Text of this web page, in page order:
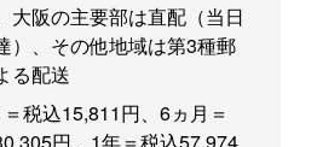
大阪の主要部は直配（当日
）、その他地域は第3種郵
る配送
税込15,811円、6ヵ月＝
円、1年＝税込57,974